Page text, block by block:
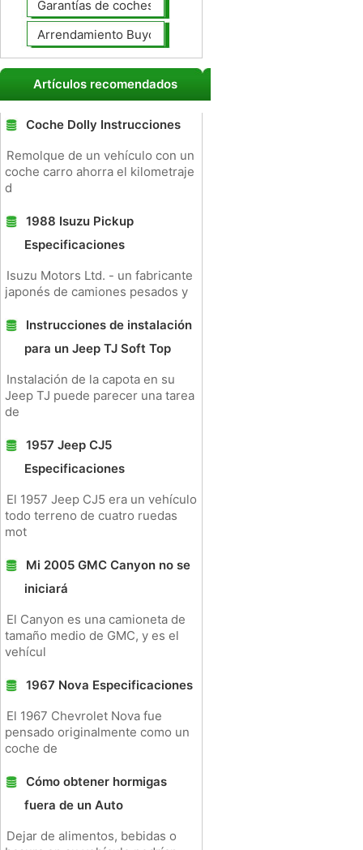
Garantías de coches ampliado
Arrendamiento Buyout
Artículos recomendados
Coche Dolly Instrucciones
Remolque de un vehículo con un
coche carro ahorra el kilometraje
d
1988 Isuzu Pickup
Especificaciones
Isuzu Motors Ltd. - un fabricante
japonés de camiones pesados ​​y
Instrucciones de instalación
para un Jeep TJ Soft Top
Instalación de la capota en su
Jeep TJ puede parecer una tarea
de
1957 Jeep CJ5
Especificaciones
El 1957 Jeep CJ5 era un vehículo
todo terreno de cuatro ruedas
mot
Mi 2005 GMC Canyon no se
iniciará
El Canyon es una camioneta de
tamaño medio de GMC, y es el
vehícul
1967 Nova Especificaciones
El 1967 Chevrolet Nova fue
pensado originalmente como un
coche de
Cómo obtener hormigas
fuera de un Auto
Dejar de alimentos, bebidas o